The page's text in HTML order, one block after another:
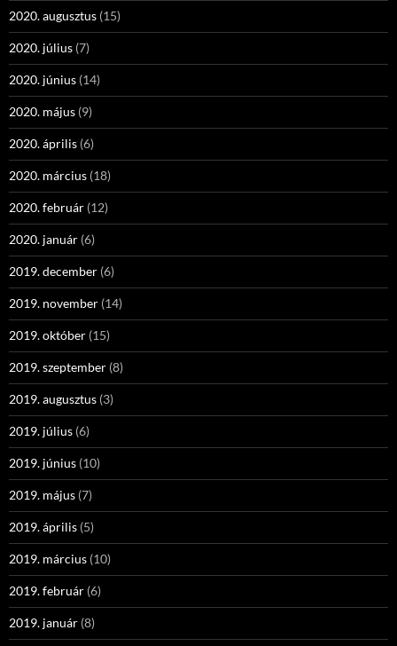
2020. augusztus (15)
2020. július (7)
2020. június (14)
2020. május (9)
2020. április (6)
2020. március (18)
2020. február (12)
2020. január (6)
2019. december (6)
2019. november (14)
2019. október (15)
2019. szeptember (8)
2019. augusztus (3)
2019. július (6)
2019. június (10)
2019. május (7)
2019. április (5)
2019. március (10)
2019. február (6)
2019. január (8)